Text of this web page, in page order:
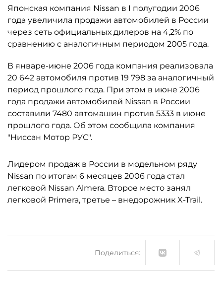
Японская компания Nissan в I полугодии 2006
года увеличила продажи автомобилей в России
через сеть официальных дилеров на 4,2% по
сравнению с аналогичным периодом 2005 года.
В январе-июне 2006 года компания реализовала
20 642 автомобиля против 19 798 за аналогичный
период прошлого года. При этом в июне 2006
года продажи автомобилей Nissan в России
составили 7480 автомашин против 5333 в июне
прошлого года. Об этом сообщила компания
"Ниссан Мотор РУС".
Лидером продаж в России в модельном ряду
Nissan по итогам 6 месяцев 2006 года стал
легковой Nissan Almera. Второе место занял
легковой Primera, третье – внедорожник X-Trail.
Поделиться: